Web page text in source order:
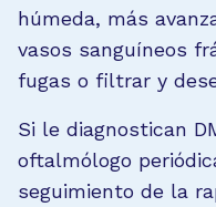
húmeda, más
vasos sanguíneos
fugas o filtrar y
Si le diagnostican
oftalmólogo
seguimiento de la